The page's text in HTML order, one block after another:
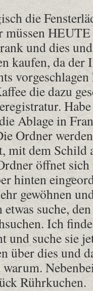
die
HEUTE
und dies
kaufen, da
die dazu
Ablage in
Ordner
mit dem Schild
öffnet
hinten
gewöhnen
suche,
Ich
und suche sie
über dies und
Rührkuchen.